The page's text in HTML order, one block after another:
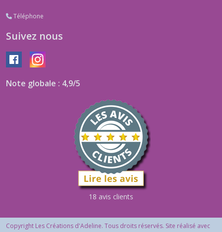
Téléphone
Suivez nous
Note globale : 4,9/5
18 avis clients
Copyright Les Créations d'Adeline. Tous droits réservés. Site réalisé avec